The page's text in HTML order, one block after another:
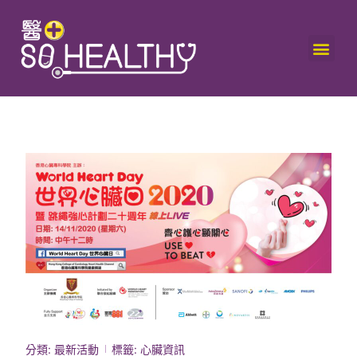
分類: 最新活動 標籤: 心臟資訊